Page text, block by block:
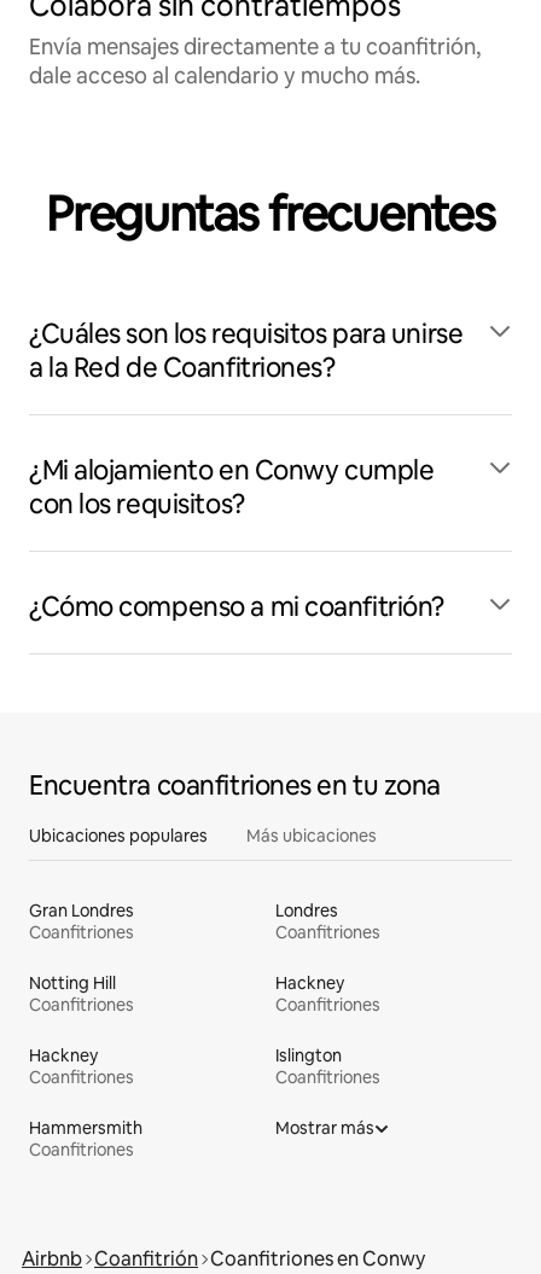
Envía mensajes directamente a tu coanfitrión,
dale acceso al calendario y mucho más.
Preguntas frecuentes
¿Cuáles son los requisitos para unirse
a la Red de Coanfitriones?
¿Mi alojamiento en Conwy cumple
con los requisitos?
¿Cómo compenso a mi coanfitrión?
Encuentra coanfitriones en tu zona
Ubicaciones populares Más ubicaciones
Gran Londres
Coanfitriones
Londres
Coanfitriones
Notting Hill
Coanfitriones
Hackney
Coanfitriones
Hackney
Coanfitriones
Islington
Coanfitriones
Hammersmith
Coanfitriones
Mostrar más
Airbnb Coanfitrión Coanfitriones en Conwy